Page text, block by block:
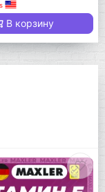
В корзину